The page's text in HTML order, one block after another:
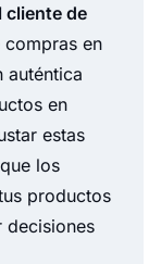
cliente de
compras en
auténtica
en
estas
los
productos
decisiones